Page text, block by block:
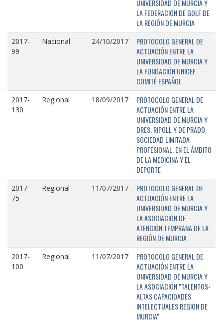
UNIVERSIDAD DE MURCIA Y
LA FEDERACIÓN DE GOLF DE
LA REGIÓN DE MURCIA
2017-
99
Nacional 24/10/2017
PROTOCOLO GENERAL DE
ACTUACIÓN ENTRE LA
UNIVERSIDAD DE MURCIA Y
LA FUNDACIÓN UNICEF
COMITÉ ESPAÑOL
2017-
130
Regional 18/09/2017
PROTOCOLO GENERAL DE
ACTUACIÓN ENTRE LA
UNIVERSIDAD DE MURCIA Y
DRES. RIPOLL Y DE PRADO,
SOCIEDAD LIMITADA
PROFESIONAL, EN EL ÁMBITO
DE LA MEDICINA Y EL
DEPORTE
2017-
75
Regional 11/07/2017
PROTOCOLO GENERAL DE
ACTUACIÓN ENTRE LA
UNIVERSIDAD DE MURCIA Y
LA ASOCIACIÓN DE
ATENCIÓN TEMPRANA DE LA
REGIÓN DE MURCIA
2017-
100
Regional 11/07/2017
PROTOCOLO GENERAL DE
ACTUACIÓN ENTRE LA
UNIVERSIDAD DE MURCIA Y
LA ASOCIACIÓN "TALENTOS-
ALTAS CAPACIDADES
INTELECTUALES REGIÓN DE
MURCIA"